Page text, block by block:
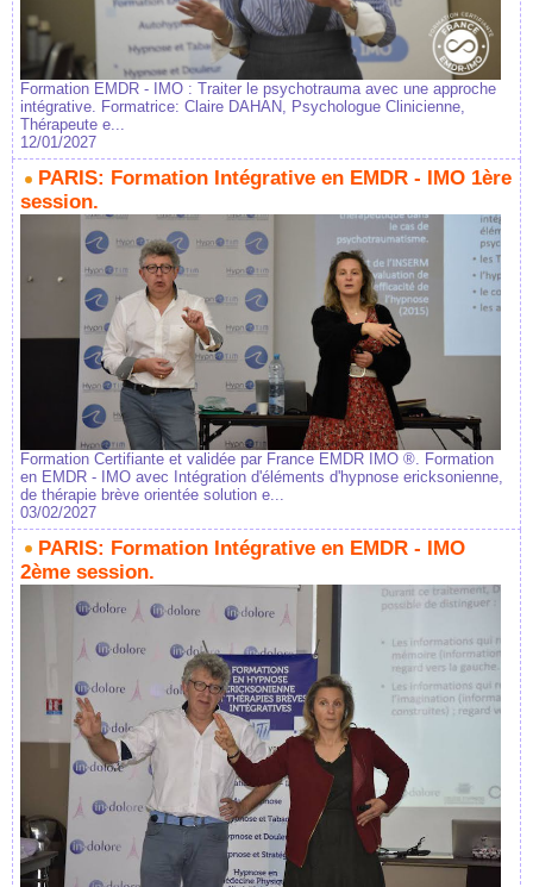
Formation EMDR - IMO : Traiter le psychotrauma avec une approche
intégrative. Formatrice: Claire DAHAN, Psychologue Clinicienne,
Thérapeute e...
12/01/2027
PARIS: Formation Intégrative en EMDR - IMO 1ère
session.
Formation Certifiante et validée par France EMDR IMO ®. Formation
en EMDR - IMO avec Intégration d'éléments d'hypnose ericksonienne,
de thérapie brève orientée solution e...
03/02/2027
PARIS: Formation Intégrative en EMDR - IMO
2ème session.